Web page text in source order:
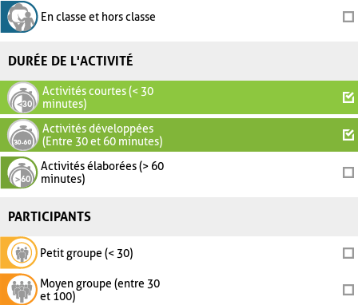
En classe et hors classe
DURÉE DE L'ACTIVITÉ
Activités courtes (< 30
minutes)
Activités développées
(Entre 30 et 60 minutes)
Activités élaborées (> 60
minutes)
PARTICIPANTS
Petit groupe (< 30)
Moyen groupe (entre 30
et 100)